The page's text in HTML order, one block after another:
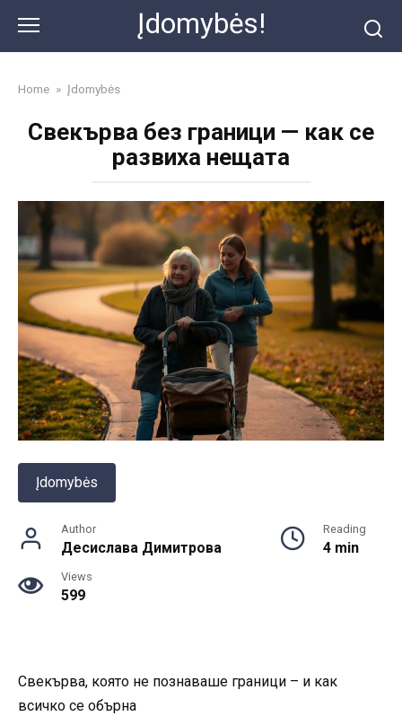
content
Įdomybės!
Home » Įdomybės
Свекърва без граници — как се
развиха нещата
Įdomybės
Author
Десислава Димитрова
Reading
4 min
Views
599
Свекърва, която не познаваше граници – и как
всичко се обърна